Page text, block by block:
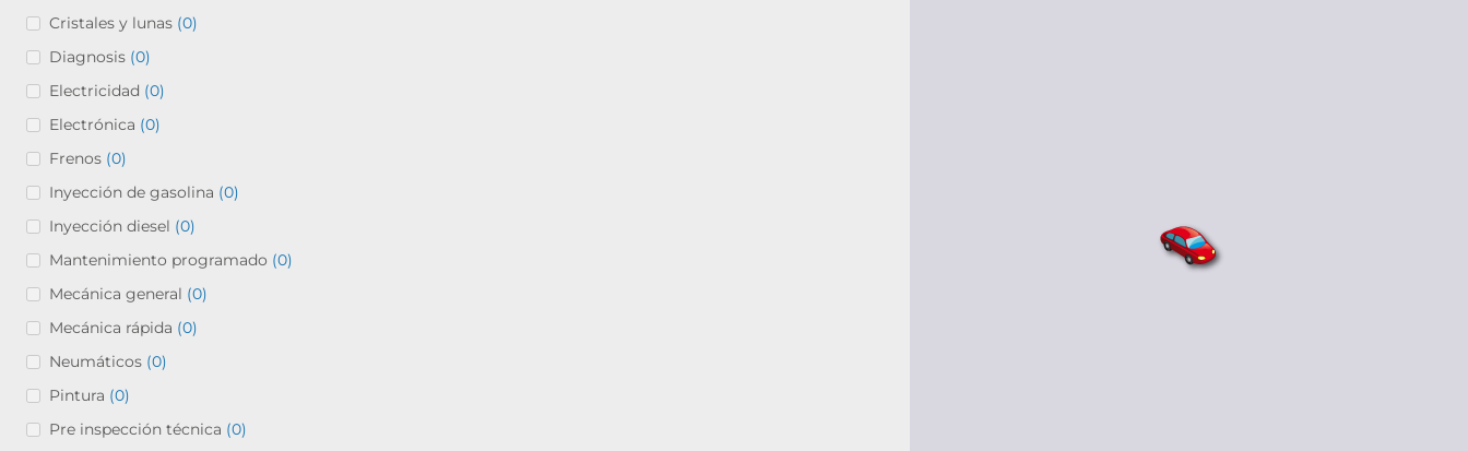
Cristales y lunas (0)
Diagnosis (0)
Electricidad (0)
Electrónica (0)
Frenos (0)
Inyección de gasolina (0)
Inyección diesel (0)
Mantenimiento programado (0)
Mecánica general (0)
Mecánica rápida (0)
Neumáticos (0)
Pintura (0)
Pre inspección técnica (0)